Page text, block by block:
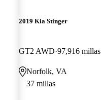
2019 Kia Stinger
GT2 AWD 97,916 millas
Norfolk, VA
37 millas